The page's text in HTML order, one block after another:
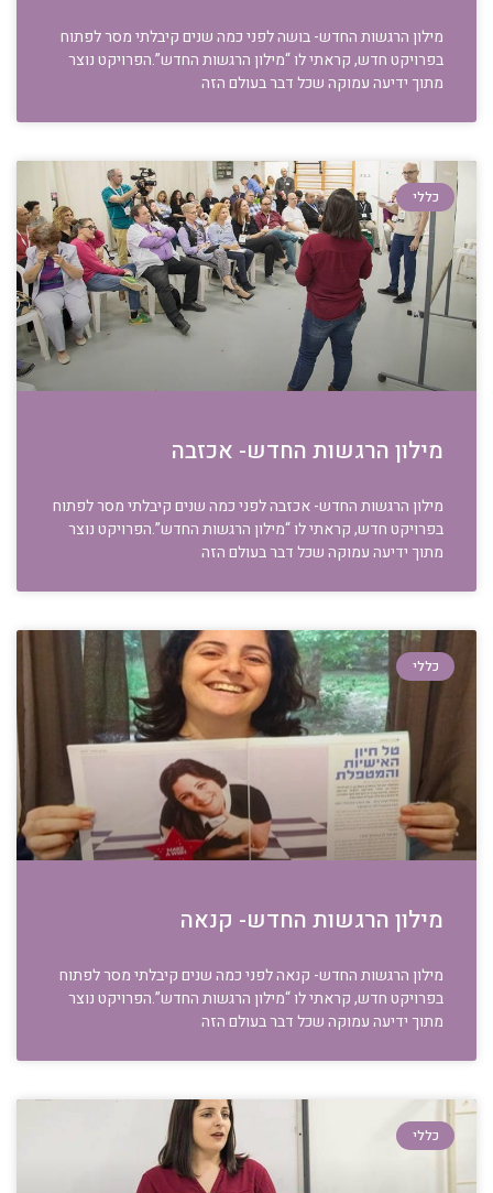
מילון הרגשות החדש- בושה לפני כמה שנים קיבלתי מסר לפתוח
בפרויקט חדש, קראתי לו “מילון הרגשות החדש”.הפרויקט נוצר
מתוך ידיעה עמוקה שכל דבר בעולם הזה
כללי
מילון הרגשות החדש- אכזבה
מילון הרגשות החדש- אכזבה לפני כמה שנים קיבלתי מסר לפתוח
בפרויקט חדש, קראתי לו “מילון הרגשות החדש”.הפרויקט נוצר
מתוך ידיעה עמוקה שכל דבר בעולם הזה
כללי
מילון הרגשות החדש- קנאה
מילון הרגשות החדש- קנאה לפני כמה שנים קיבלתי מסר לפתוח
בפרויקט חדש, קראתי לו “מילון הרגשות החדש”.הפרויקט נוצר
מתוך ידיעה עמוקה שכל דבר בעולם הזה
כללי